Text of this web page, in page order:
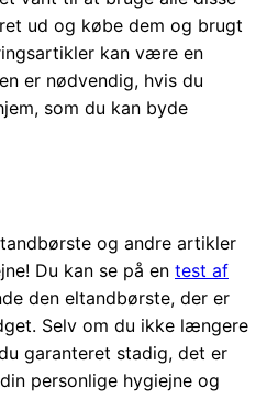
ud og købe dem og brugt
kan være en
er nødvendig, hvis du
som du kan byde
og andre artikler
Du kan se på en test af
den eltandbørste, der er
Selv om du ikke længere
garanteret stadig, det er
personlige hygiejne og